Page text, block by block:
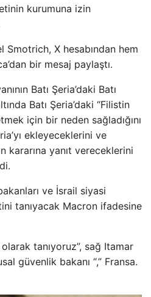
kurumuna izin
Smotrich, X hesabından hem
bir mesaj paylaştı.
Batı Şeria’daki Batı
Batı Şeria’daki “Filistin
için bir neden sağladığını
ekleyeceklerini ve
kararına yanıt vereceklerini
ve İsrail siyasi
tanıyacak Macron ifadesine
tanıyoruz”, sağ Itamar
güvenlik bakanı “,” Fransa.